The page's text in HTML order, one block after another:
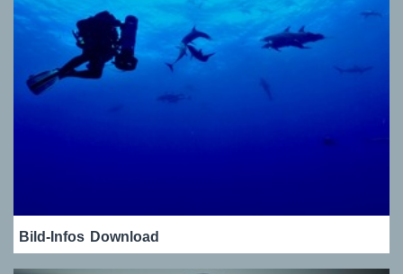
Bild-Infos Download